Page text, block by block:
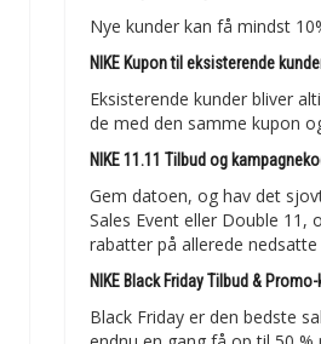
Nye kunder kan få mindst
NIKE Kupon til eksisterende
Eksisterende kunder bliver
de med den samme kupon
NIKE 11.11 Tilbud og
Gem datoen, og hav det
Sales Event eller Double 11,
rabatter på allerede nedsatte
NIKE Black Friday Tilbud &
Black Friday er den bedste